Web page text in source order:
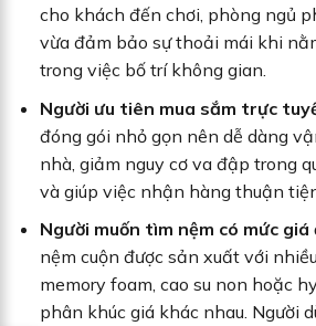
cho khách đến chơi, phòng ngủ
vừa đảm bảo sự thoải mái khi
trong việc bố trí không gian.
Người ưu tiên mua sắm trực
đóng gói nhỏ gọn nên dễ dàng
nhà, giảm nguy cơ va đập trong
và giúp việc nhận hàng thuận
Người muốn tìm nệm có mức giá
nệm cuộn được sản xuất với
memory foam, cao su non hoặc
phân khúc giá khác nhau. Người